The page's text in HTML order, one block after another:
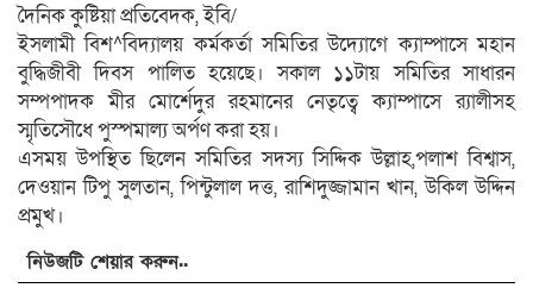
দৈনিক কুষ্টিয়া প্রতিবেদক, ইবি/
ইসলামী বিশ^বিদ্যালয় কর্মকর্তা সমিতির উদ্যোগে ক্যাম্পাসে মহান
বুদ্ধিজীবী দিবস পালিত হয়েছে। সকাল ১১টায় সমিতির সাধারন
সম্পপাদক মীর মোর্শেদুর রহমানের নেতৃত্বে ক্যাম্পাসে র‌্যালীসহ
স্মৃতিসৌধে পুস্পমাল্য অর্পণ করা হয়।
এসময় উপস্থিত ছিলেন সমিতির সদস্য সিদ্দিক উল্লাহ,পলাশ বিশ্বাস,
দেওয়ান টিপু সুলতান, পিন্টুলাল দত্ত, রাশিদুজ্জামান খান, উকিল উদ্দিন
প্রমুখ।
নিউজটি শেয়ার করুন..